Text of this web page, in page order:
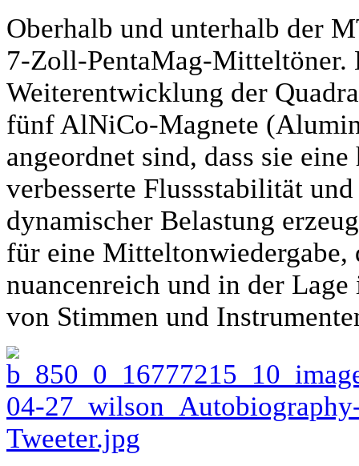
Oberhalb und unterhalb der
7-Zoll-PentaMag-Mitteltöner.
Weiterentwicklung der
fünf AlNiCo-Magnete
angeordnet sind, dass sie
verbesserte Flussstabilität
dynamischer Belastung
für eine
nuancenreich und in der
von Stimmen und